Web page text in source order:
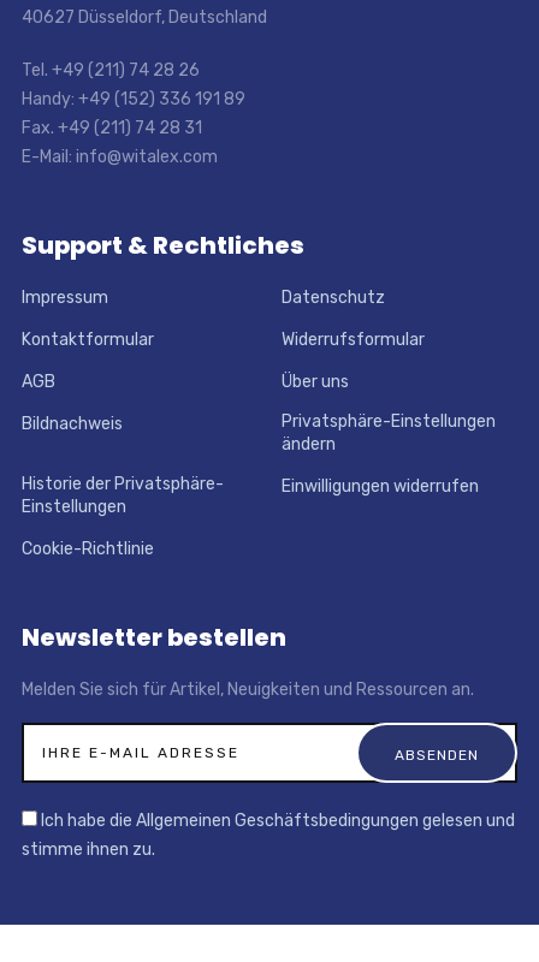
40627 Düsseldorf, Deutschland
Tel. +49 (211) 74 28 26
Handy: +49 (152) 336 191 89
Fax. +49 (211) 74 28 31
E-Mail: info@witalex.com
Support & Rechtliches
Impressum Datenschutz
Kontaktformular Widerrufsformular
AGB Über uns
Bildnachweis
Privatsphäre-Einstellungen
ändern
Historie der Privatsphäre-
Einstellungen
Einwilligungen widerrufen
Cookie-Richtlinie
Newsletter bestellen
Melden Sie sich für Artikel, Neuigkeiten und Ressourcen an.
Ich habe die Allgemeinen Geschäftsbedingungen gelesen und
stimme ihnen zu.